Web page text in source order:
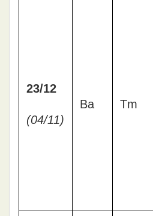
23/12
(04/11)
Ba Tm